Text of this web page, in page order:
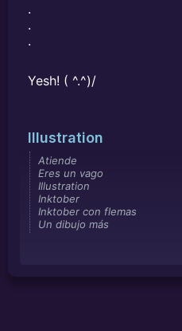
.
.
.
Yesh! ( ^.^)/
Illustration
Atiende
Eres un vago
Illustration
Inktober
Inktober con flemas
Un dibujo más